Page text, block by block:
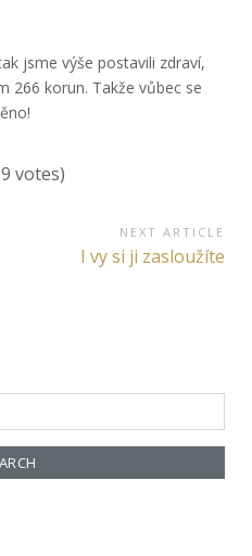
jsme výše postavili zdraví,
266 korun. Takže vůbec se
votes)
NEXT ARTICLE
Next
I vy si ji zasloužíte